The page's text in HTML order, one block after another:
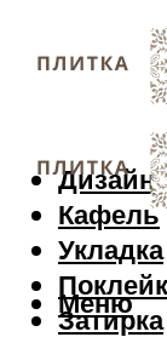
Дизайн
Кафель
Укладка
Затирка
Меню